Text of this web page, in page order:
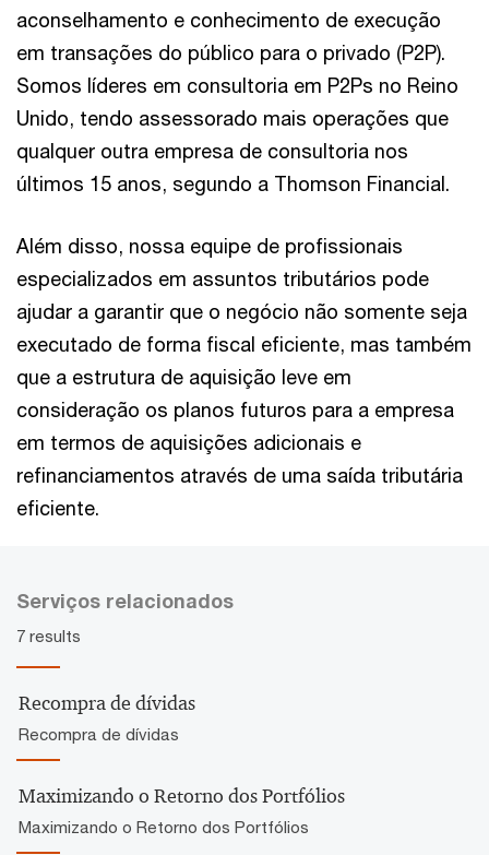
aconselhamento e conhecimento de execução
em transações do público para o privado (P2P).
Somos líderes em consultoria em P2Ps no Reino
Unido, tendo assessorado mais operações que
qualquer outra empresa de consultoria nos
últimos 15 anos, segundo a Thomson Financial.
Além disso, nossa equipe de profissionais
especializados em assuntos tributários pode
ajudar a garantir que o negócio não somente seja
executado de forma fiscal eficiente, mas também
que a estrutura de aquisição leve em
consideração os planos futuros para a empresa
em termos de aquisições adicionais e
refinanciamentos através de uma saída tributária
eficiente.
Serviços relacionados
7 results
Recompra de dívidas
Recompra de dívidas
Maximizando o Retorno dos Portfólios
Maximizando o Retorno dos Portfólios